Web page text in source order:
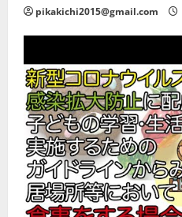
pikakichi2015@gmail.com